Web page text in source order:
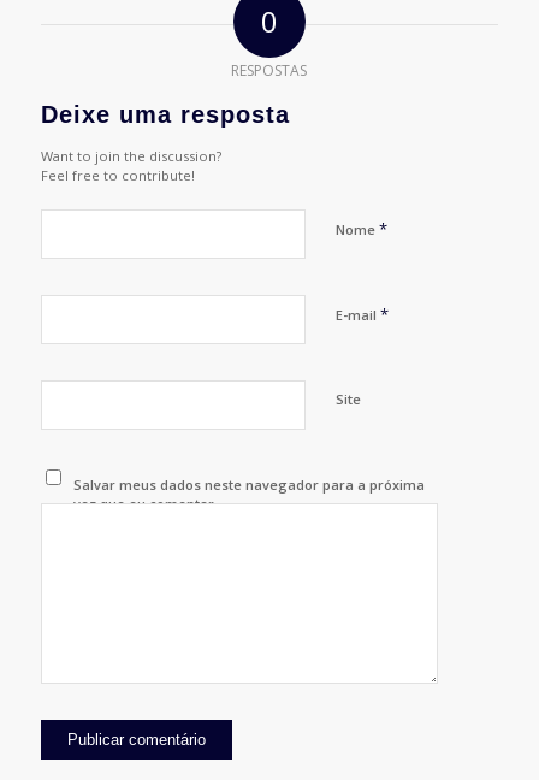
0
RESPOSTAS
Deixe uma resposta
Want to join the discussion?
Feel free to contribute!
Nome *
E-mail *
Site
Salvar meus dados neste navegador para a próxima
vez que eu comentar.